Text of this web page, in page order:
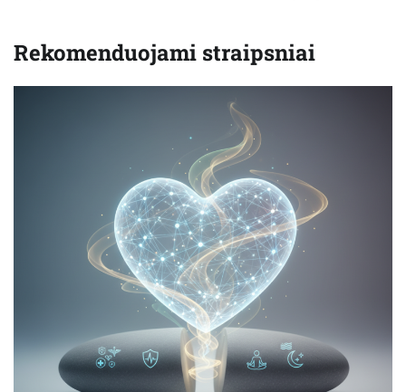
Rekomenduojami straipsniai